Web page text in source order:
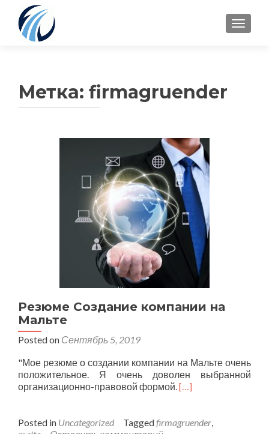
Метка: firmagruender
Резюме Создание компании на
Мальте
Posted on Сентябрь 5, 2019
"Мое резюме о создании компании на Мальте очень
положительное. Я очень доволен выбранной
организационно-правовой формой.[…]
Posted in Uncategorized Taggedfirmagruender,